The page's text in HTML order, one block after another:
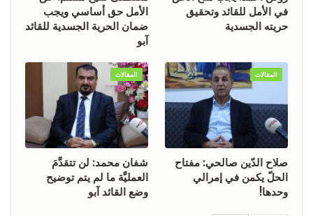
في الأمل للقائد وتحقيق
حريته الجسدية
الأمل حق أساسي ويجب
ضمان الحرية الجسدية للقائد
آبو
المقالات
صلاح الدّين صالحي: مفتاح
الحلّ يكمن في إمرالي
وحدها!
المقالات
شفان محمد: لن تتقدَّمَ
العمليَّة ما لم يتم توضيح
وضع القائد آبو